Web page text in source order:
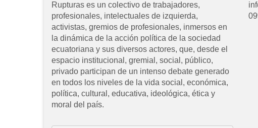
Rupturas es un colectivo de trabajadores,
profesionales, intelectuales de izquierda,
activistas, gremios de profesionales, inmersos en
la dinámica de la acción política de la sociedad
ecuatoriana y sus diversos actores, que, desde el
espacio institucional, gremial, social, público,
privado participan de un intenso debate generado
en todos los niveles de la vida social, económica,
política, cultural, educativa, ideológica, ética y
moral del país.